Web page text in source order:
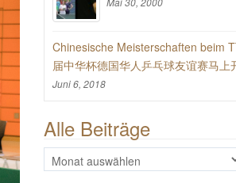
Chinesische Meisterschaften beim
届中华杯德国华人乒乓球友谊赛马上
Juni 6, 2018
Alle Beiträge
Alle
Beiträge